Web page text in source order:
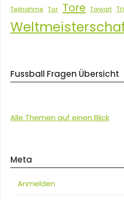
Teilnahme Tor Tore Torwart
Fussball Fragen Übersicht
Alle Themen auf einen Blick
Meta
Anmelden